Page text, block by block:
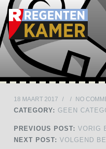
Skip to content
18 MAART 2017 / / NO
CATEGORY: GEEN
PREVIOUS POST: VORIG
NEXT POST: VOLGEND